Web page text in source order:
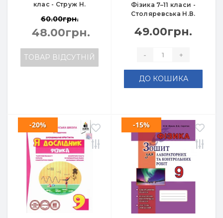
клас - Струж Н.
60.00грн.
48.00грн.
ТОВАР ВІДСУТНІЙ
Фізика 7–11 класи -
Столяревська Н.В.
49.00грн.
- +
ДО КОШИКА
-20% -15%